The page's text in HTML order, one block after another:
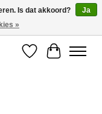
gezonde huid.
Verlanglijst
Is dat akkoord?
Ja
»